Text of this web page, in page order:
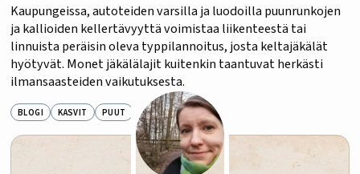
Kaupungeissa, autoteiden varsilla ja luodoilla puunrunkojen
ja kallioiden kellertävyyttä voimistaa liikenteestä tai
linnuista peräisin oleva typpilannoitus, josta keltajäkälät
hyötyvät. Monet jäkälälajit kuitenkin taantuvat herkästi
ilmansaasteiden vaikutuksesta.
BLOGI KASVIT PUUT